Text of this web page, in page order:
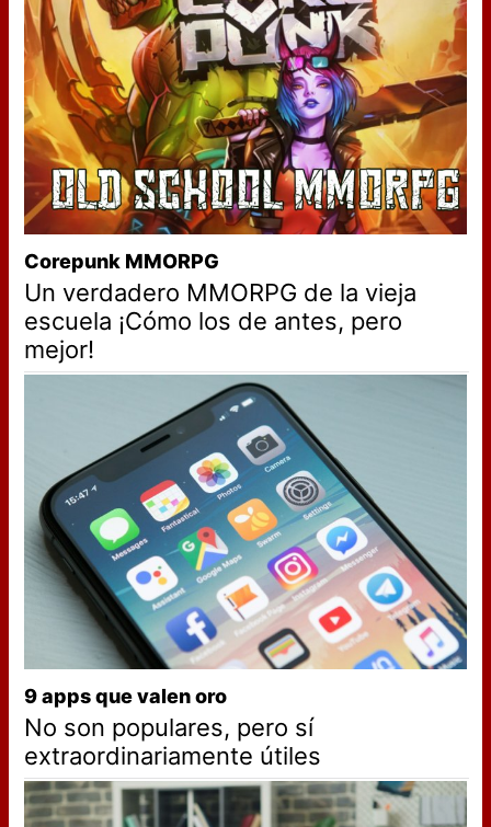
Corepunk MMORPG
Un verdadero MMORPG de la vieja
escuela ¡Cómo los de antes, pero
mejor!
9 apps que valen oro
No son populares, pero sí
extraordinariamente útiles